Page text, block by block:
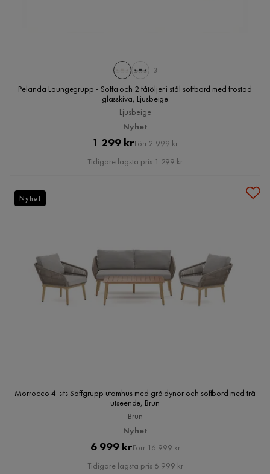
+3
Pelanda Loungegrupp - Soffa och 2 fåtöljer i stål soffbord med frostad
glasskiva, Ljusbeige
Ljusbeige
Nyhet
Pris
1 299 krOriginal
Pris
Förr 2 999 kr
Tidigare lägsta pris 1 299 kr
Morrocco 4-sits Soffgrupp utomhus med grå dynor och soffbord med trä
utseende, Brun
Brun
Nyhet
Pris
6 999 krOriginal
Pris
Förr 16 999 kr
Tidigare lägsta pris 6 999 kr
Nyhet